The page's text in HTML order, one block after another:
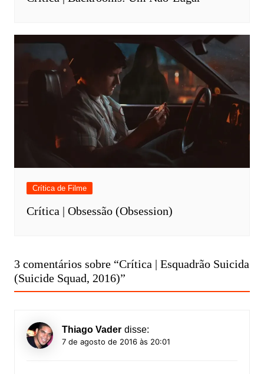
Crítica de Filme
Crítica | Obsessão (Obsession)
3 comentários sobre “Crítica | Esquadrão Suicida
(Suicide Squad, 2016)”
Thiago Vader disse:
7 de agosto de 2016 às 20:01